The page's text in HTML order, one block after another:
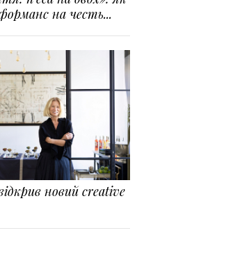
на честь...
новий creative